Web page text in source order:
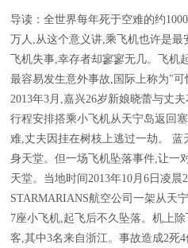
导读：全世界每年死于空难的约
万人,从这个意义讲,乘飞机也许是
飞机失事,幸存者却寥寥无几。飞机
最容易发生意外事故,国际上称为"可
2013年3月,嘉兴26岁新娘晓蕾与丈
行程安排搭乘小飞机从天宁岛返回
难,丈夫因挂在树枝上逃过一劫。
身天堂。但一场飞机坠落事件,让一
天堂。当地时间2013年10月6日凌
STARMARIANS航空公司一架从天
7座小飞机,起飞后不久坠落。机上
客,其中3名来自浙江。事故造成2死4